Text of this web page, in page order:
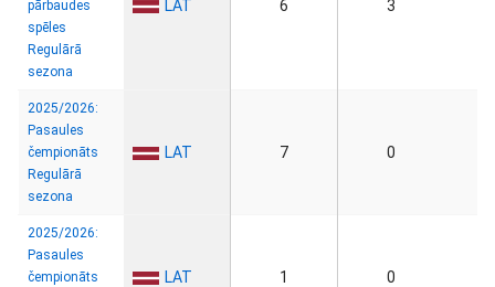
pārbaudes
spēles
Regulārā
sezona
LAT 6 3
2025/2026:
Pasaules
čempionāts
Regulārā
sezona
LAT 7 0
2025/2026:
Pasaules
čempionāts
LAT 1 0